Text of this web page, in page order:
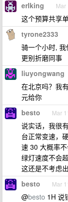
erlking Mar
这个预算共享
tyrone2333
骑一个小时,
更别折磨同事
liuyongwang
在北京吗？我
元给你
besto Mar
说实话，我很
台正常变速，
速 30 大概率
绿灯速度不会
这还是不考虑
besto Mar
@besto 1H 说